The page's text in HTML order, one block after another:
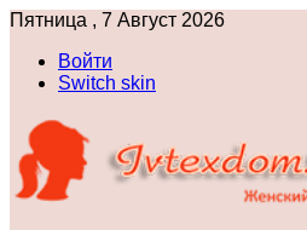
Пятница , 7 Август 2026
Войти
Switch skin